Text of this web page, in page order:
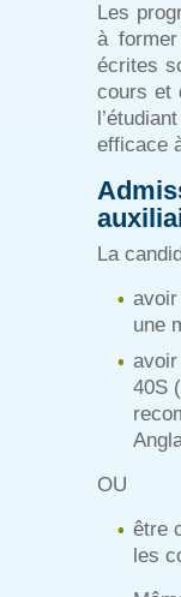
Les
à
écrites
cours et
efficace
La
une
40S
OU
être
les